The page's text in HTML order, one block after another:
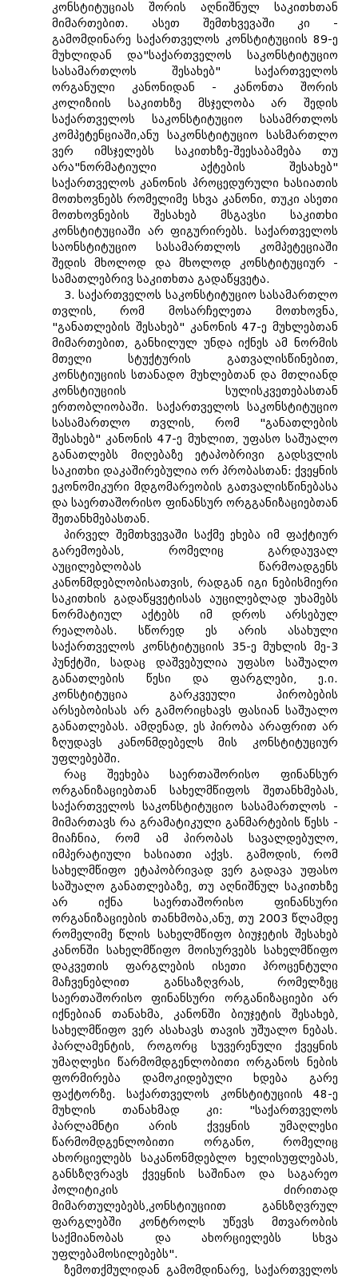
კონსტიტუციას შორის აღნიშნულ საკითხთან
მიმართებით. ასეთ შემთხვევაში კი -
გამომდინარე საქართველოს კონსტიტუციის 89-ე
მუხლიდან და"საქართველოს საკონსტიტუციო
სასამართლოს შესახებ" საქართველოს
ორგანული კანონიდან - კანონთა შორის
კოლიზიის საკითხზე მსჯელობა არ შედის
საქართველოს საკონსტიტუციო სასამრთლოს
კომპეტენციაში,ანუ საკონსტიტუციო სასმართლო
ვერ იმსჯელებს საკითხზე-შეესაბამება თუ
არა"ნორმატიული აქტების შესახებ"
საქართველოს კანონის პროცედურული ხასიათის
მოთხოვნებს რომელიმე სხვა კანონი, თუკი ასეთი
მოთხოვნების შესახებ მსგავსი საკითხი
კონსტიტუციაში არ ფიგურირებს. საქართველოს
საონსტიტუციო სასამართლოს კომპეტეციაში
შედის მხოლოდ და მხოლოდ კონსტიტუციურ -
სამათლებრივ საკითხთა გადაწყვეტა.
3. საქართველოს საკონსტიტუციო სასამართლო
თვლის, რომ მოსარჩელეთა მოთხოვნა,
"განათლების შესახებ" კანონის 47-ე მუხლებთან
მიმართებით, განხილულ უნდა იქნეს ამ ნორმის
მთელი სტუქტურის გათვალისწინებით,
კონსტიუციის სთანადო მუხლებთან და მთლიანდ
კონსტიუციის სულისკვეთებასთან
ერთობლიობაში. საქართველოს საკონსტიტუციო
სასამართლო თვლის, რომ "განათლების
შესახებ" კანონის 47-ე მუხლით, უფასო საშუალო
განათლებს მიღებაზე ეტაპობრივი გადსვლის
საკითხი დაკაშირებულია ორ პრობასთან: ქვეყნის
ეკონომიკური მდგომარეობის გათვალისწინებასა
და საერთაშორისო ფინანსურ ორგგანიზაციებთან
შეთანხმებასთან.
პირველ შემთხვევაში საქმე ეხება იმ ფაქტიურ
გარემოებას, რომელიც გარდაუვალ
აუცილებლობას წარმოადგენს
კანონმდებლობისათვის, რადგან იგი ნებისმიერი
საკითხის გადაწყვეტისას აუცილებლად უხამებს
ნორმატიულ აქტებს იმ დროს არსებულ
რეალობას. სწორედ ეს არის ასახული
საქართველოს კონსტიტუციის 35-ე მუხლის მე-3
პუნქტში, სადაც დაშვებულია უფასო საშუალო
განათლების წესი და ფარგლები, ე.ი.
კონსტიტუცია გარკვეული პირობების
არსებობისას არ გამორიცხავს ფასიან საშუალო
განათლებას. ამდენად, ეს პირობა არაფრით არ
ზღუდავს კანონმდებელს მის კონსტიტუციურ
უფლებებში.
რაც შეეხება საერთაშორისო ფინანსურ
ორგანიზაციებთან სახელმწიფოს შეთანხმებას,
საქართველოს საკონსტიტუციო სასამართლოს -
მიმართავს რა გრამატიკული განმარტების წესს -
მიაჩნია, რომ ამ პირობას სავალდებულო,
იმპერატიული ხასიათი აქვს. გამოდის, რომ
სახელმწიფო ეტაპობრივად ვერ გადავა უფასო
საშუალო განათლებაზე, თუ აღნიშნულ საკითხზე
არ იქნა საერთაშორისო ფინანსური
ორგანიზაციების თანხმობა,ანუ, თუ 2003 წლამდე
რომელიმე წლის სახელმწიფო ბიუჯეტის შესახებ
კანონში სახელმწიფო მოისურვებს სახელმწიფო
დაკვეთის ფარგლების ისეთი პროცენტული
მაჩვენებლით განსაზღვრას, რომელზეც
საერთაშორისო ფინანსური ორგანიზაციები არ
იქნებიან თანახმა, კანონში ბიუჯეტის შესახებ,
სახელმწიფო ვერ ასახავს თავის უშუალო ნებას.
პარლამენტის, როგორც სუვერენული ქვეყნის
უმაღლესი წარმომდგენლობითი ორგანოს ნების
ფორმირება დამოკიდებული ხდება გარე
ფაქტორზე. საქართველოს კონსტიტუციის 48-ე
მუხლის თანახმად კი: "საქართველოს
პარლამნტი არის ქვეყნის უმაღლესი
წარმომდგენლობითი ორგანო, რომელიც
ახორციელებს საკანონმდებლო ხელისუფლებას,
განსზღვრავს ქვეყნის საშინაო და საგარეო
პოლიტიკის ძირითად
მიმართულებებს,კონსტიუციით განსზღვრულ
ფარგლებში კონტროლს უწევს მთვარობის
საქმიანობას და ახორციელებს სხვა
უფლებამოსილებებს".
ზემოთქმულიდან გამომდინარე, საქართველოს